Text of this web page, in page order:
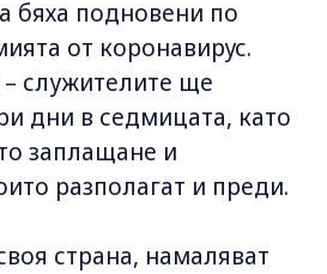
бяха подновени по
от коронавирус.
служителите ще
дни в седмицата, като
заплащане и
разполагат и преди.
страна, намаляват